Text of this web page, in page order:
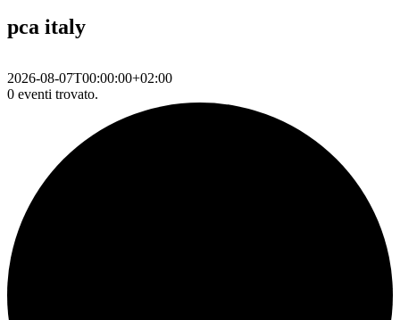
pca italy
2026-08-07T00:00:00+02:00
0 eventi trovato.